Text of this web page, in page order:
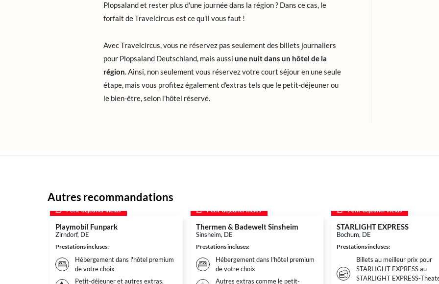
Plopsaland et rester plus d'une journée dans la région ? Dans ce cas, le
forfait de Travelcircus est ce qu'il vous faut !
Avec Travelcircus, vous ne réservez pas seulement des billets journaliers
pour Plopsaland Deutschland, mais aussi une nuit dans un hôtel de la
région. Ainsi, non seulement vous réservez votre court séjour en une seule
étape, mais vous profitez également d'extras tels que le petit-déjeuner ou
le bien-être, selon l'hôtel réservé.
Autres recommandations
Petit-déjeuner inclus
Playmobil Funpark
Zirndorf, DE
Prestations incluses:
Hébergement dans l'hôtel premium
de votre choix
Petit-déjeuner et autres extras,
Petit-déjeuner inclus
Thermen & Badewelt Sinsheim
Sinsheim, DE
Prestations incluses:
Hébergement dans l'hôtel premium
de votre choix
Autres extras comme le petit-
Petit-déjeuner inclus
STARLIGHT EXPRESS
Bochum, DE
Prestations incluses:
Billets au meilleur prix pour
STARLIGHT EXPRESS au
STARLIGHT EXPRESS-